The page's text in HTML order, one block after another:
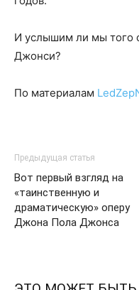
И услышим ли мы того
Джонси?
По материалам
Предыдущая статья
Вот первый взгляд на
«таинственную и
драматическую» оперу
Джона Пола Джонса